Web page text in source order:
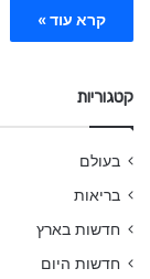
קרא עוד »
קטגוריות
בעולם
בריאות
חדשות בארץ
חדשות היום